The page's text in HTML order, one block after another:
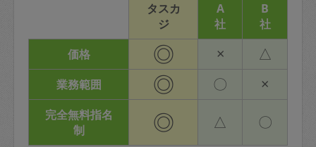
タスカ
ジ
A
社
B
社
価格
◎ × △
業務範囲 ◎ 〇 ×
完全無料指名
制
◎ △ 〇